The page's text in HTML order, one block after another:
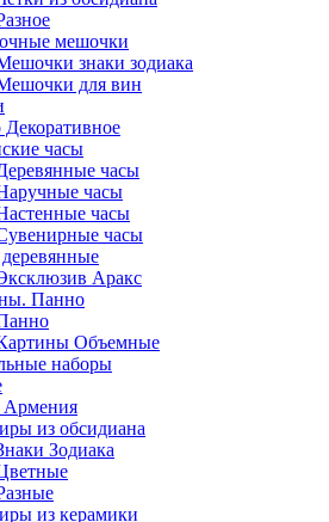
мешочки
знаки зодиака
для вин
часы
часы
часы
часы
часы
Аракс
Панно
Объемные
наборы
из обсидиана
Зодиака
из керамики